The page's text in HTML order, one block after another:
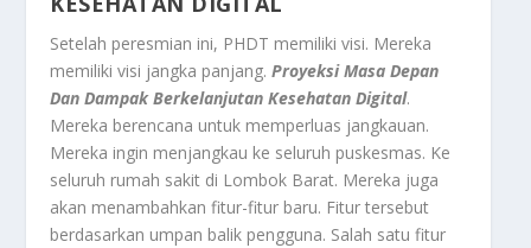
Setelah peresmian ini, PHDT memiliki visi. Mereka
memiliki visi jangka panjang.Proyeksi Masa Depan
Dan Dampak Berkelanjutan Kesehatan Digital.
Mereka berencana untuk memperluas jangkauan.
Mereka ingin menjangkau ke seluruh puskesmas. Ke
seluruh rumah sakit di Lombok Barat. Mereka juga
akan menambahkan fitur-fitur baru. Fitur tersebut
berdasarkan umpan balik pengguna. Salah satu fitur